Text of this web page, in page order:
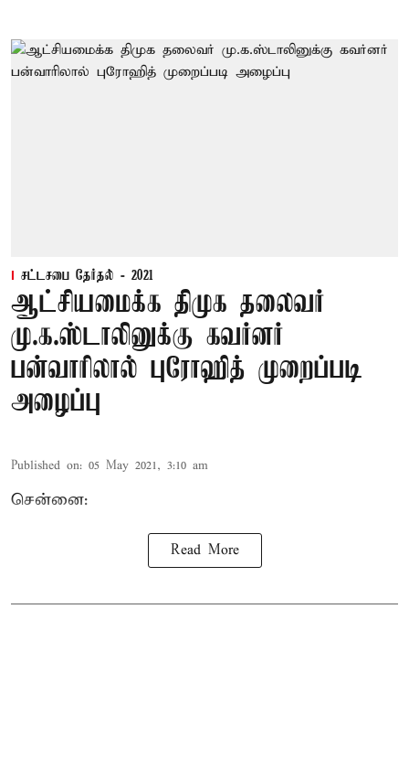
சட்டசபை தேர்தல் - 2021
ஆட்சியமைக்க திமுக தலைவர்
மு.க.ஸ்டாலினுக்கு கவர்னர்
பன்வாரிலால் புரோஹித் முறைப்படி
அழைப்பு
Published on: 05 May 2021, 3:10 am
சென்னை:
Read More